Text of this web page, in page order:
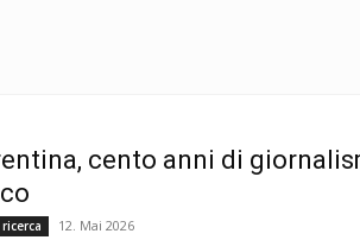
cento anni di
12. Mai 2026